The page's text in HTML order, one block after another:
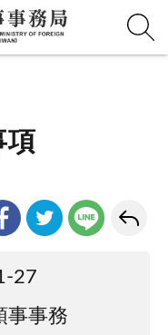
項
27
事事務